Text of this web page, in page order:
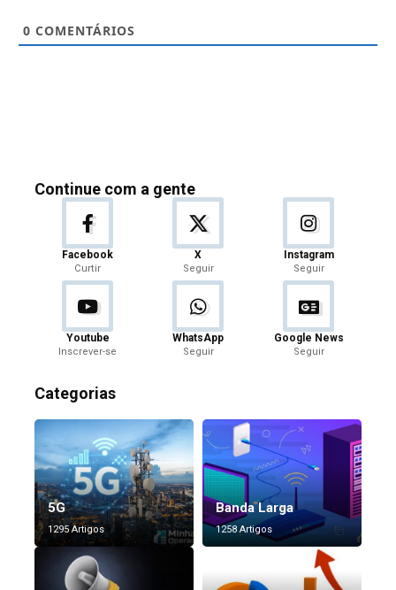
0 COMENTÁRIOS
Continue com a gente
Facebook
Curtir
X
Seguir
Instagram
Seguir
Youtube
Inscrever-se
WhatsApp
Seguir
Google News
Seguir
Categorias
5G
1295 Artigos
Banda Larga
1258 Artigos